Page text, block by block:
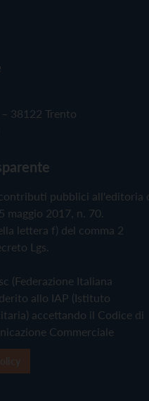
38122 Trento
pubblici all'editoria
maggio 2017, n. 70.
lettera f) del comma 2
Lgs.
(Federazione Italiana
allo IAP (Istituto
accettando il Codice di
Commerciale